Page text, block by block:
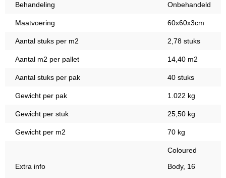
Behandeling Onbehandeld
Maatvoering 60x60x3cm
Aantal stuks per m2 2,78 stuks
Aantal m2 per pallet 14,40 m2
Aantal stuks per pak 40 stuks
Gewicht per pak 1.022 kg
Gewicht per stuk 25,50 kg
Gewicht per m2 70 kg
Extra info
Coloured
Body, 16